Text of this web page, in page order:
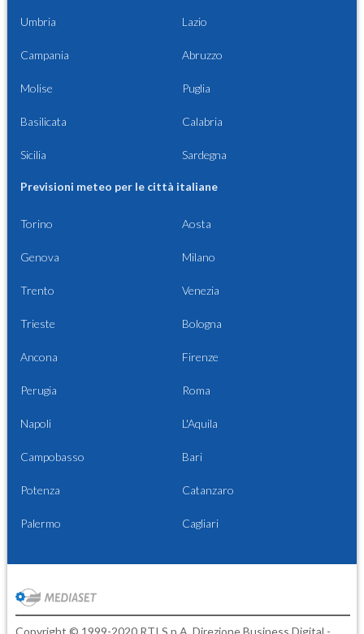
Umbria Lazio
Campania Abruzzo
Molise Puglia
Basilicata Calabria
Sicilia Sardegna
Previsioni meteo per le città italiane
Torino Aosta
Genova Milano
Trento Venezia
Trieste Bologna
Ancona Firenze
Perugia Roma
Napoli L'Aquila
Campobasso Bari
Potenza Catanzaro
Palermo Cagliari
Copyright © 1999-2020 RTI S.p.A. Direzione Business Digital -